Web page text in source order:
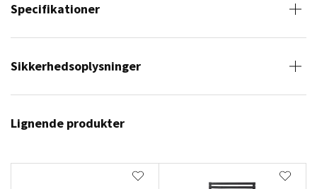
Specifikationer
Sikkerhedsoplysninger
Lignende produkter